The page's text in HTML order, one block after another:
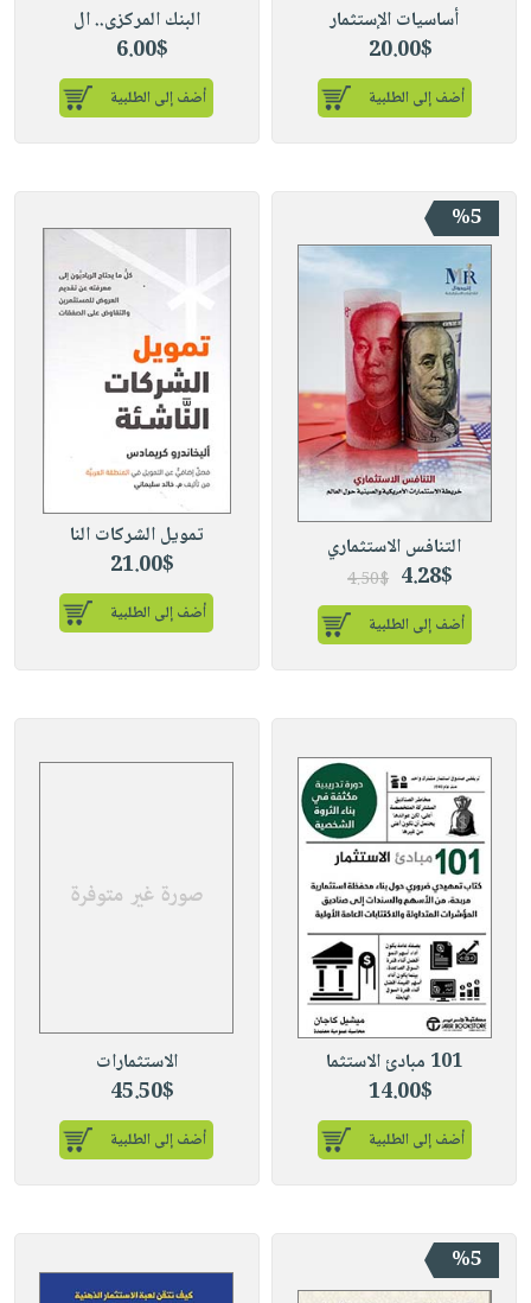
أساسيات الإستثمار
20.00$
أضف إلى الطلبية
البنك المركزى.. ال
6.00$
أضف إلى الطلبية
%5
التنافس الاستثماري
4.28$
4.50$
أضف إلى الطلبية
تمويل الشركات النا
21.00$
أضف إلى الطلبية
101 مبادئ الاستثما
14.00$
أضف إلى الطلبية
الاستثمارات
45.50$
أضف إلى الطلبية
%5